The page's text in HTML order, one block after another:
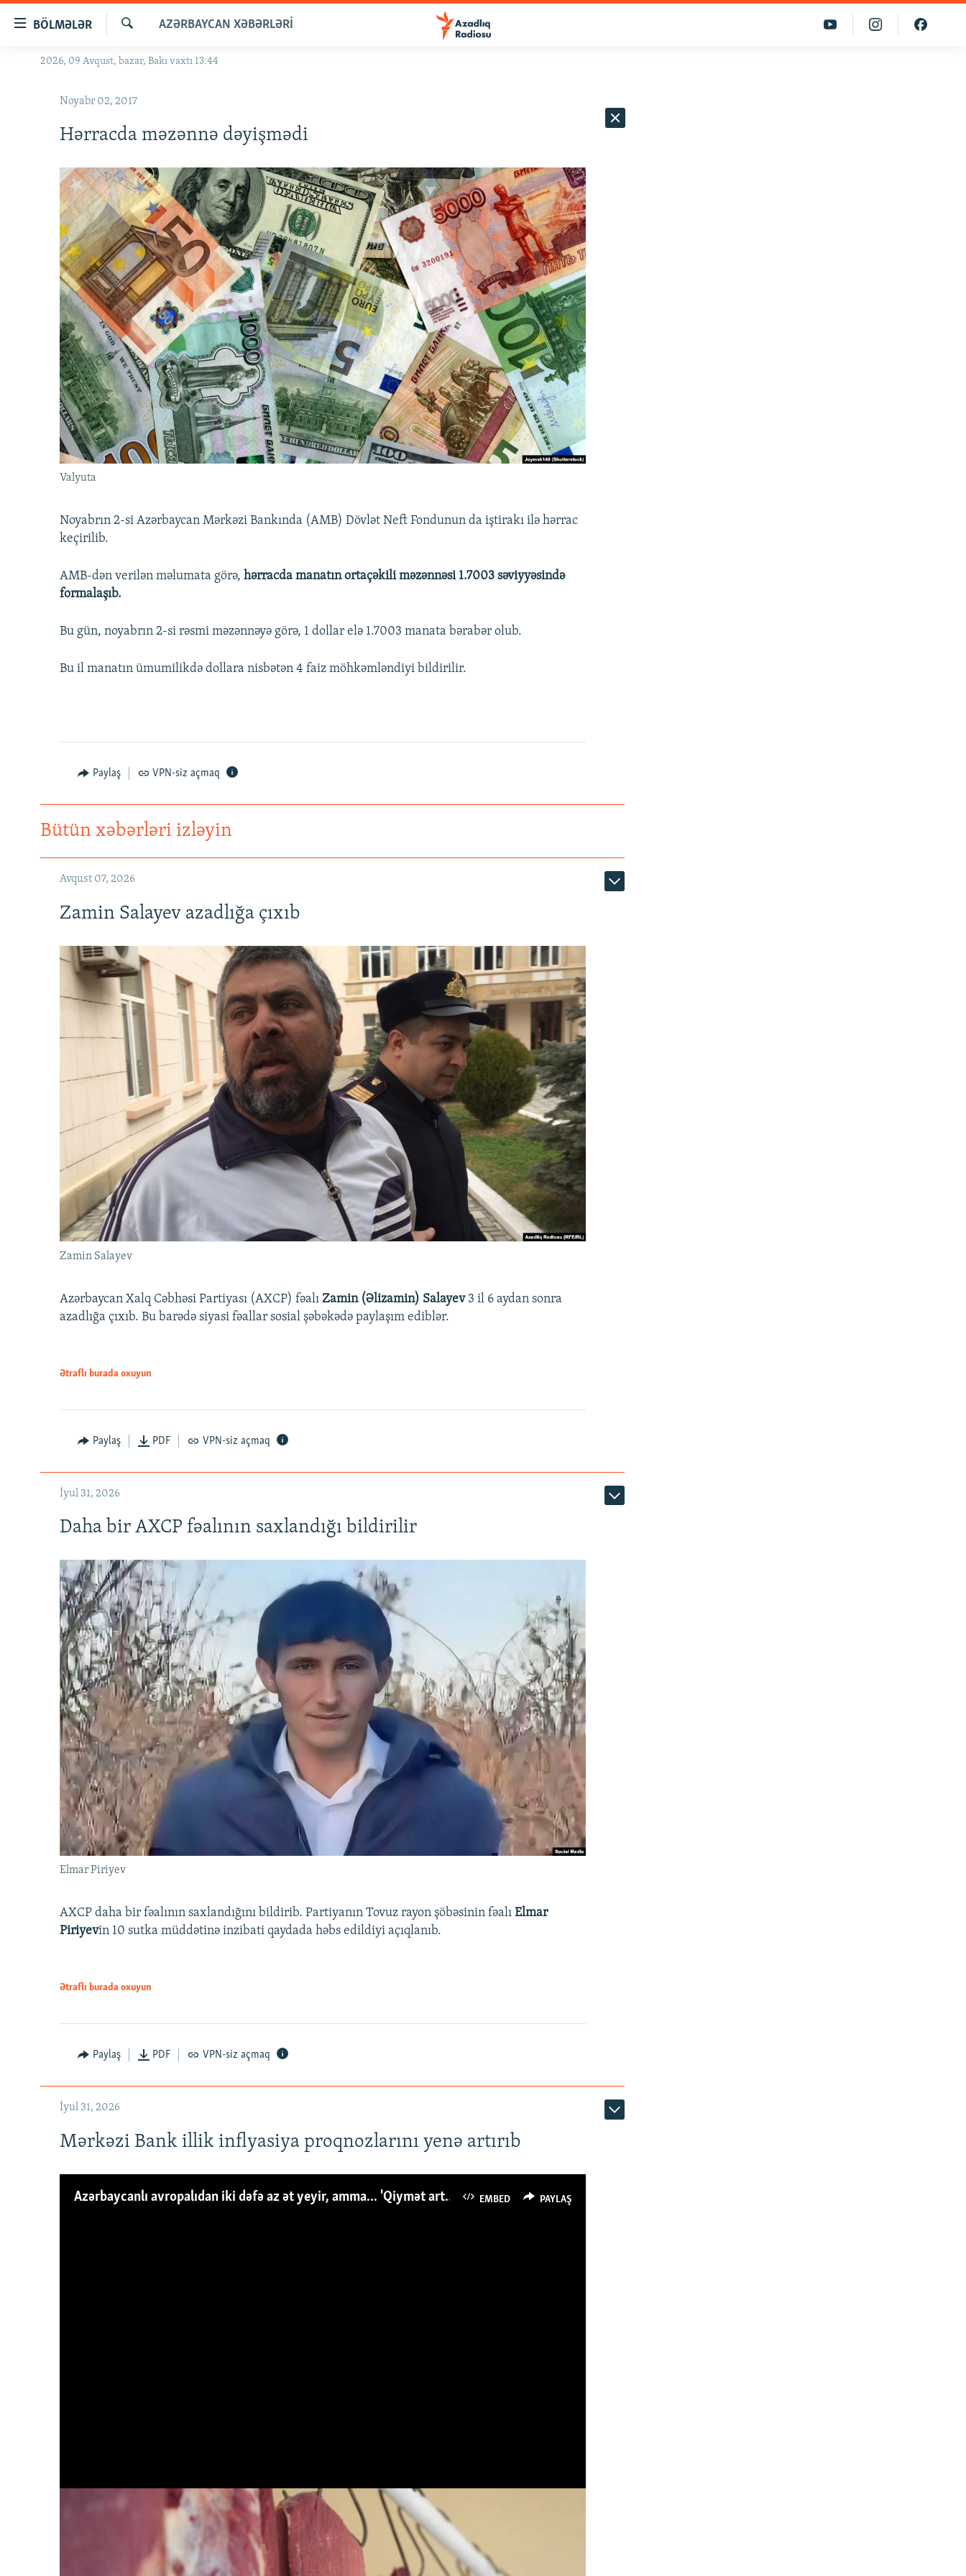
naviqasiyaya
BÖLMƏLƏR
GÜNDƏM
#ƏSLINDƏ
FƏRQƏ BAX
QANUNI DOĞRU
ARAŞDIRMA
MULTIMEDIA
FOTOQALEREYA
İNFOQRAFIKA
KARIKATURA
RADIO ARXIV
OXU ZALI
AZƏRBAYCAN ƏDƏBIYYATI KITABXANASI
İSLAM VƏ DEMOKRATIYA
İZ - MƏDƏNIYYƏT PROQRAMI
HAQQIMIZDA
MISSIYAMIZ
PEŞƏ ETIKASI VƏ JURNALISTIKA
STANDARTLARIMIZ
MATERIALLARIMIZDAN ISTIFADƏ
AZADLIQRADIOSU MOBIL TELEFONUNUZDA
BIZIMLƏ ƏLAQƏ
Axtar
AZƏRBAYCAN XƏBƏRLƏRI
2026, 09 Avqust, bazar, Bakı vaxtı 13:44
Noyabr 02, 2017
Hərracda məzənnə dəyişmədi
Valyuta
Noyabrın 2-si Azərbaycan Mərkəzi Bankında (AMB) Dövlət Neft Fondunun da iştirakı ilə hərrac
keçirilib.
AMB-dən verilən məlumata görə, hərracda manatın ortaçəkili məzənnəsi 1.7003 səviyyəsində
formalaşıb.
Bu gün, noyabrın 2-si rəsmi məzənnəyə görə, 1 dollar elə 1.7003 manata bərabər olub.
Bu il manatın ümumilikdə dollara nisbətən 4 faiz möhkəmləndiyi bildirilir.
Paylaş VPN-siz açmaq
Bütün xəbərləri izləyin
Avqust 07, 2026
Zamin Salayev azadlığa çıxıb
Zamin Salayev
Azərbaycan Xalq Cəbhəsi Partiyası (AXCP) fəalı Zamin (Əlizamin) Salayev 3 il 6 aydan sonra
azadlığa çıxıb. Bu barədə siyasi fəallar sosial şəbəkədə paylaşım ediblər.
Ətraflı burada oxuyun
Paylaş PDF VPN-siz açmaq
İyul 31, 2026
Daha bir AXCP fəalının saxlandığı bildirilir
Elmar Piriyev
AXCP daha bir fəalının saxlandığını bildirib. Partiyanın Tovuz rayon şöbəsinin fəalı Elmar
Piriyevin 10 sutka müddətinə inzibati qaydada həbs edildiyi açıqlanıb.
Ətraflı burada oxuyun
Paylaş PDF VPN-siz açmaq
İyul 31, 2026
Mərkəzi Bank illik inflyasiya proqnozlarını yenə artırıb
EMBED PAYLAŞ
Azərbaycanlı avropalıdan iki dəfə az ət yeyir, amma... 'Qiymət artımı qaçılmazdır'